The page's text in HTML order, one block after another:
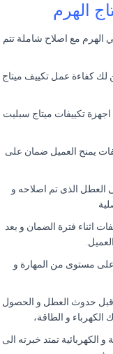
الهرم
الهرم مع اصلاح شاملة تتم
لك كفاءة عمل تكييف ميتاج
تكييفات ميتاج سبليت
يمنح العميل ضمان على
العطل الذى تم اصلاحه و
اثناء فترة الضمان و بعد
مستوى من المهارة و
قبل حدوث العطل و الحصول
و الطاقة،
الكهربائية تمتد خبرته الى